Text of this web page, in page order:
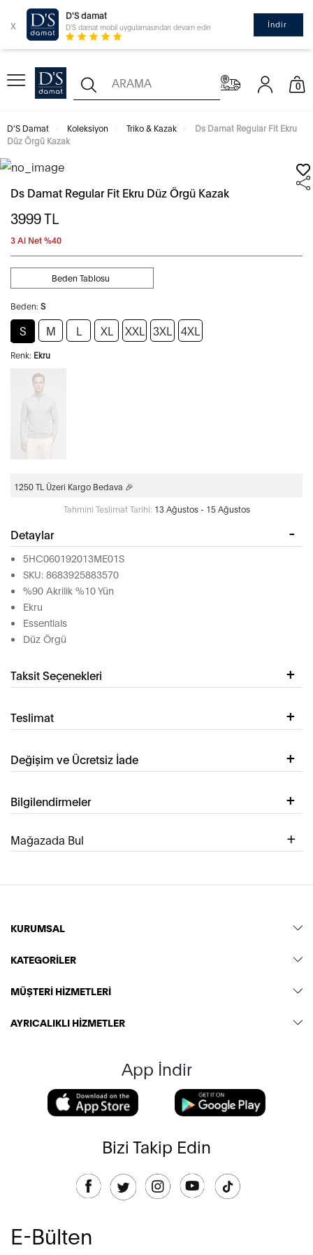
x
D'S damat
D'S damat mobil uygulamasından devam edin İndir
0
D'S Damat Koleksiyon Triko & Kazak
Ds Damat Regular Fit Ekru
Düz Örgü Kazak
Ds Damat Regular Fit Ekru Düz Örgü Kazak
3999TL
3 Al Net %40
Beden: S
Beden Tablosu
S M L XL XXL 3XL 4XL
Renk: Ekru
1250 TL Üzeri Kargo Bedava 🎉
Tahmini Teslimat Tarihi: 13 Ağustos - 15 Ağustos
Detaylar
5HC060192013ME01S
SKU: 8683925883570
%90 Akrilik %10 Yün
Ekru
Essentials
Düz Örgü
Taksit Seçenekleri
Teslimat
Değişim ve Ücretsiz İade
Bilgilendirmeler
Mağazada Bul
KURUMSAL
KATEGORİLER
MÜŞTERİ HİZMETLERİ
AYRICALIKLI HİZMETLER
App İndir
Bizi Takip Edin
E-Bülten